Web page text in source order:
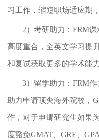
习工作，缩短职场适应期
2）考研助力：FRM
高度重合，全英文学习提
和复试获取更多的学术能力
3）留学助力：FRM
助力申请顶尖海外院校，
作，对于申请研究生如果
度豁免GMAT、GRE、